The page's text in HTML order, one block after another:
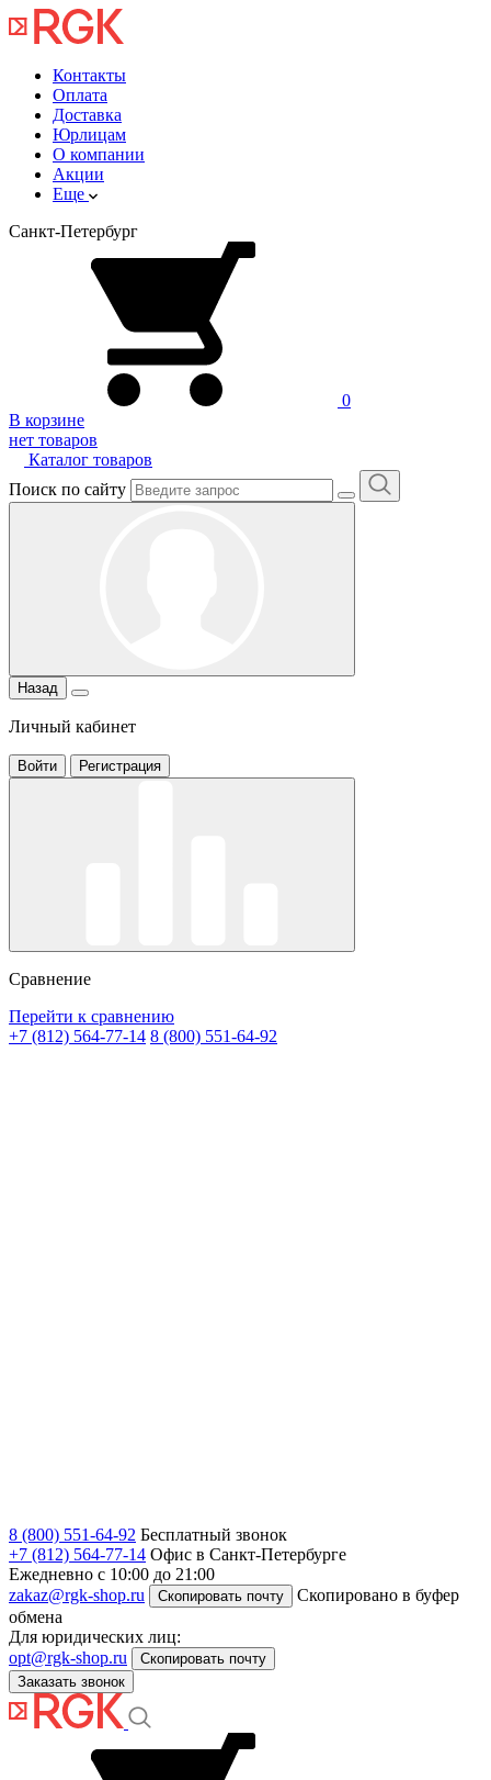
Контакты
Оплата
Доставка
Юрлицам
О компании
Акции
Еще
Санкт-Петербург
0
В корзине
нет товаров
Каталог товаров
Поиск по сайту
Назад
Личный кабинет
Войти Регистрация
Сравнение
Перейти к сравнению
+7 (812) 564-77-14 8 (800) 551-64-92
8 (800) 551-64-92 Бесплатный звонок
+7 (812) 564-77-14 Офис в Санкт-Петербурге
Ежедневно с 10:00 до 21:00
zakaz@rgk-shop.ru
Скопировать почту
Скопировано в буфер
обмена
Для юридических лиц:
opt@rgk-shop.ru
Скопировать почту
Заказать звонок